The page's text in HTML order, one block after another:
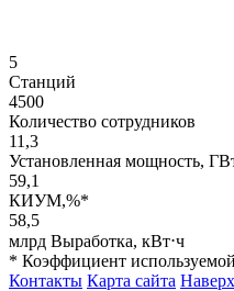
5
Станций
4500
Количество сотрудников
11,3
Установленная мощность,
59,1
КИУМ,%*
58,5
млрд Выработка, кВт⋅ч
* Коэффициент
Контакты Карта сайта Наверх